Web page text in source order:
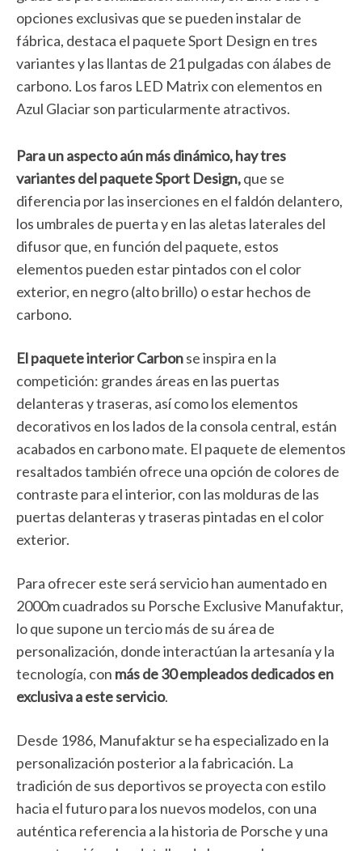
opciones exclusivas que se pueden instalar de
fábrica, destaca el paquete Sport Design en tres
variantes y las llantas de 21 pulgadas con álabes de
carbono. Los faros LED Matrix con elementos en
Azul Glaciar son particularmente atractivos.
Para un aspecto aún más dinámico, hay tres
variantes del paquete Sport Design,que se
diferencia por las inserciones en el faldón delantero,
los umbrales de puerta y en las aletas laterales del
difusor que, en función del paquete, estos
elementos pueden estar pintados con el color
exterior, en negro (alto brillo) o estar hechos de
carbono.
El paquete interior Carbonse inspira en la
competición: grandes áreas en las puertas
delanteras y traseras, así como los elementos
decorativos en los lados de la consola central, están
acabados en carbono mate. El paquete de elementos
resaltados también ofrece una opción de colores de
contraste para el interior, con las molduras de las
puertas delanteras y traseras pintadas en el color
exterior.
Para ofrecer este será servicio han aumentado en
2000m cuadrados su Porsche Exclusive Manufaktur,
lo que supone un tercio más de su área de
personalización, donde interactúan la artesanía y la
tecnología, con más de 30 empleados dedicados en
exclusiva a este servicio.
Desde 1986, Manufaktur se ha especializado en la
personalización posterior a la fabricación. La
tradición de sus deportivos se proyecta con estilo
hacia el futuro para los nuevos modelos, con una
auténtica referencia a la historia de Porsche y una